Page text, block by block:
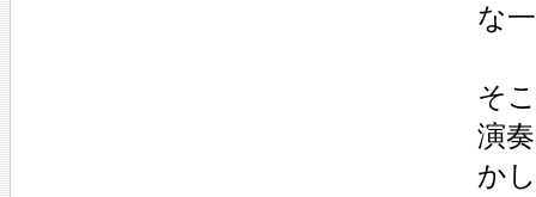
な
そ
演
か